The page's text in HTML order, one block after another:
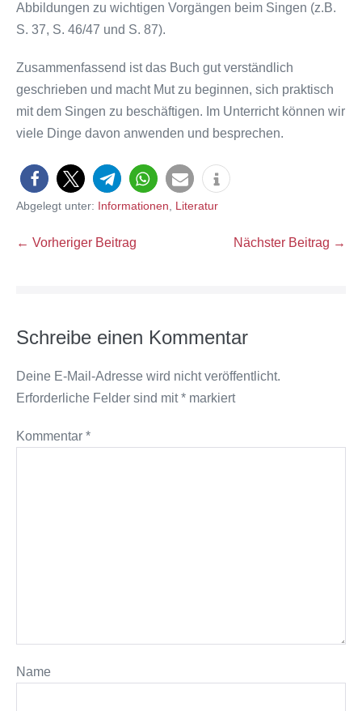
Abbildungen zu wichtigen Vorgängen beim Singen (z.B.
S. 37, S. 46/47 und S. 87).
Zusammenfassend ist das Buch gut verständlich
geschrieben und macht Mut zu beginnen, sich praktisch
mit dem Singen zu beschäftigen. Im Unterricht können wir
viele Dinge davon anwenden und besprechen.
Abgelegt unter: Informationen Literatur
Beitragsnavigation
← Vorheriger Beitrag Nächster Beitrag →
Schreibe einen Kommentar
Deine E-Mail-Adresse wird nicht veröffentlicht.
Erforderliche Felder sind mit* markiert
Kommentar *
Name